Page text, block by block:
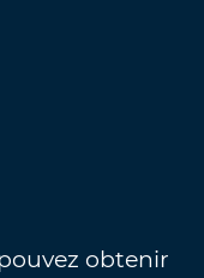
obtenir